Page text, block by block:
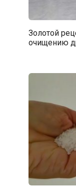
Золотой
очищению